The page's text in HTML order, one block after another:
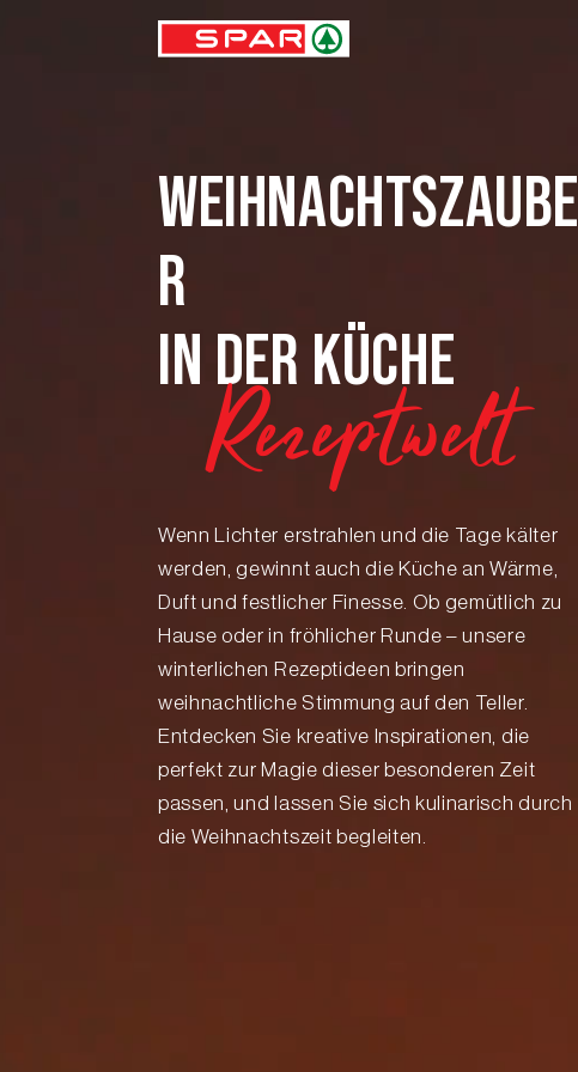
WEIHNACHTSZAUBE
R
IN DER KÜCHE
Rezeptwelt
Wenn Lichter erstrahlen und die Tage kälter
werden, gewinnt auch die Küche an Wärme,
Duft und festlicher Finesse. Ob gemütlich zu
Hause oder in fröhlicher Runde – unsere
winterlichen Rezeptideen bringen
weihnachtliche Stimmung auf den Teller.
Entdecken Sie kreative Inspirationen, die
perfekt zur Magie dieser besonderen Zeit
passen, und lassen Sie sich kulinarisch durch
die Weihnachtszeit begleiten.